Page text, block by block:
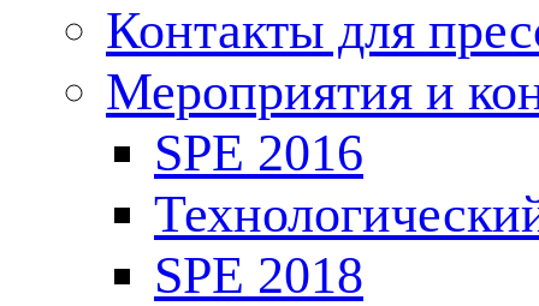
Контакты для
Мероприятия и
SPE 2016
SPE 2018